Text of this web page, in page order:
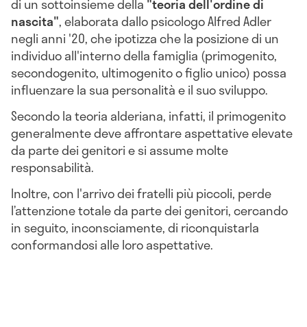
di un sottoinsieme della "teoria dell'ordine di
nascita", elaborata dallo psicologo Alfred Adler
negli anni '20, che ipotizza che la posizione di un
individuo all'interno della famiglia (primogenito,
secondogenito, ultimogenito o figlio unico) possa
influenzare la sua personalità e il suo sviluppo.
Secondo la teoria alderiana, infatti, il primogenito
generalmente deve affrontare aspettative elevate
da parte dei genitori e si assume molte
responsabilità.
Inoltre, con l'arrivo dei fratelli più piccoli, perde
l’attenzione totale da parte dei genitori, cercando
in seguito, inconsciamente, di riconquistarla
conformandosi alle loro aspettative.